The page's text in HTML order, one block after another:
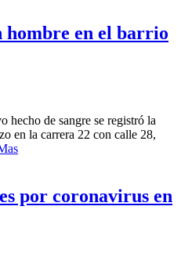
hombre en el barrio
de sangre se registró la
en la carrera 22 con calle 28,
por coronavirus en